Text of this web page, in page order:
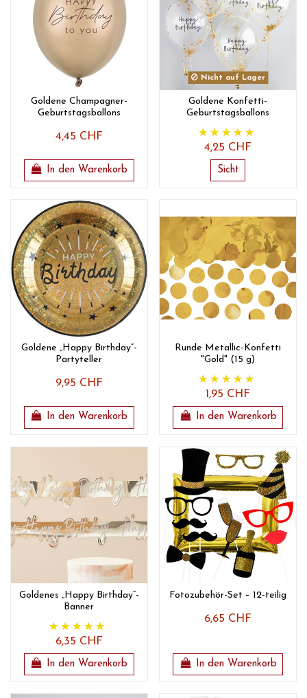
Goldene Champagner-
Geburtstagsballons
4,45 CHF
In den Warenkorb
Nicht auf Lager
Goldene Konfetti-
Geburtstagsballons
4,25 CHF
Sicht
Goldene „Happy Birthday“-
Partyteller
9,95 CHF
In den Warenkorb
Runde Metallic-Konfetti
"Gold" (15 g)
1,95 CHF
In den Warenkorb
Goldenes „Happy Birthday“-
Banner
6,35 CHF
In den Warenkorb
Fotozubehör-Set – 12-teilig
6,65 CHF
In den Warenkorb